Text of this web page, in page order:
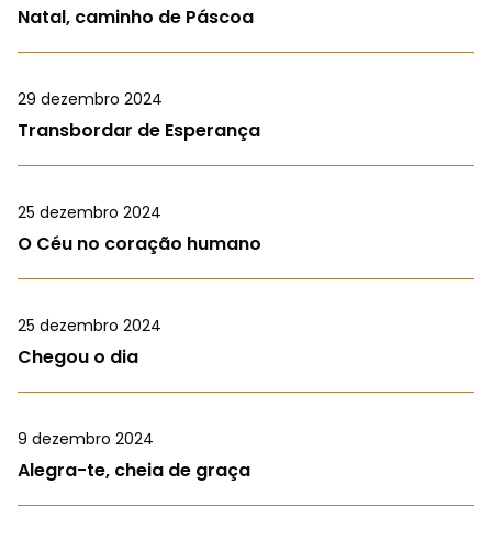
Natal, caminho de Páscoa
29 dezembro 2024
Transbordar de Esperança
25 dezembro 2024
O Céu no coração humano
25 dezembro 2024
Chegou o dia
9 dezembro 2024
Alegra-te, cheia de graça